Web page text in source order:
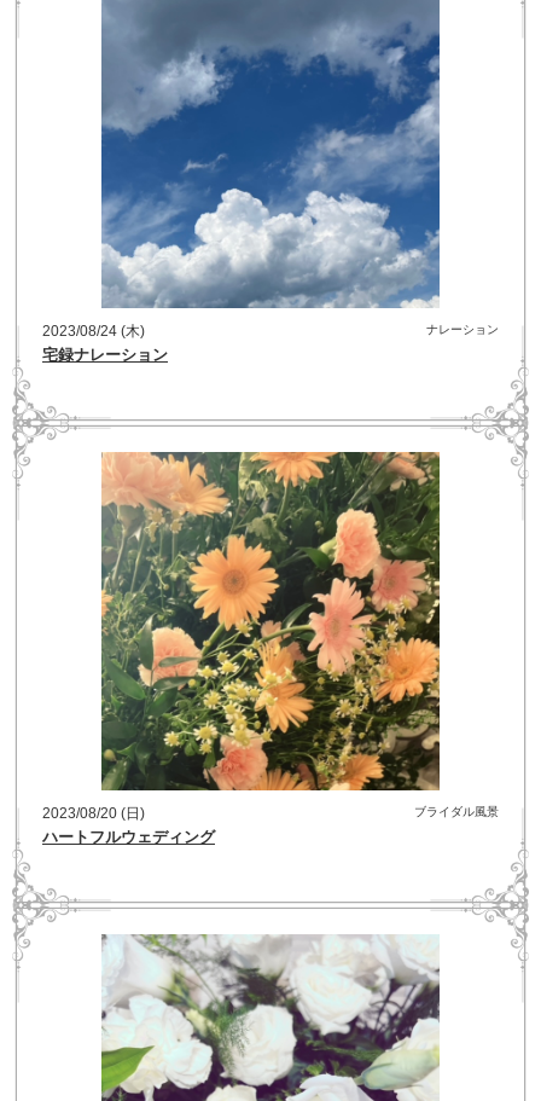
2023/08/24 (木) ナレーション
宅録ナレーション
2023/08/20 (日) ブライダル風景
ハートフルウェディング